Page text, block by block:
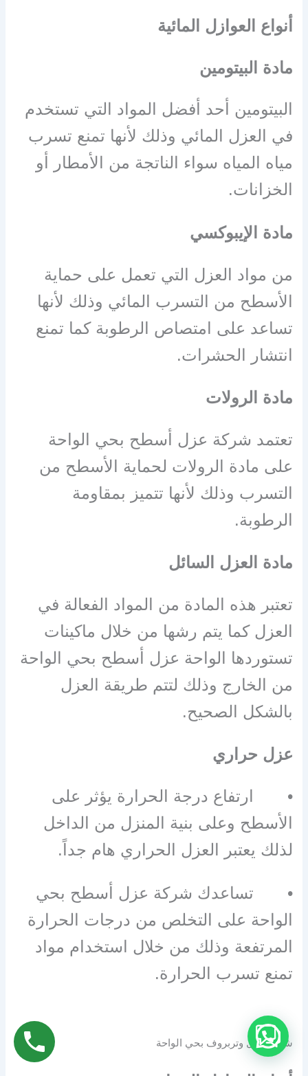
أنواع العوازل المائية
مادة البيتومين
البيتومين أحد أفضل المواد التي تستخدم
في العزل المائي وذلك لأنها تمنع تسرب
مياه المياه سواء الناتجة من الأمطار أو
الخزانات.
مادة الإيبوكسي
من مواد العزل التي تعمل على حماية
الأسطح من التسرب المائي وذلك لأنها
تساعد على امتصاص الرطوبة كما تمنع
انتشار الحشرات.
مادة الرولات
تعتمد شركة عزل أسطح بحي الواحة
على مادة الرولات لحماية الأسطح من
التسرب وذلك لأنها تتميز بمقاومة
الرطوبة.
مادة العزل السائل
تعتبر هذه المادة من المواد الفعالة في
العزل كما يتم رشها من خلال ماكينات
تستوردها الواحة عزل أسطح بحي الواحة
من الخارج وذلك لتتم طريقة العزل
بالشكل الصحيح.
عزل حراري
• ارتفاع درجة الحرارة يؤثر على
الأسطح وعلى بنية المنزل من الداخل
لذلك يعتبر العزل الحراري هام جداً.
• تساعدك شركة عزل أسطح بحي
الواحة على التخلص من درجات الحرارة
المرتفعة وذلك من خلال استخدام مواد
تمنع تسرب الحرارة.
شركة عزل وتربروف بحي الواحة